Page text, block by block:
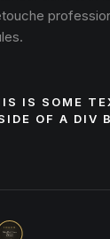
IS SOME
OF A DIV